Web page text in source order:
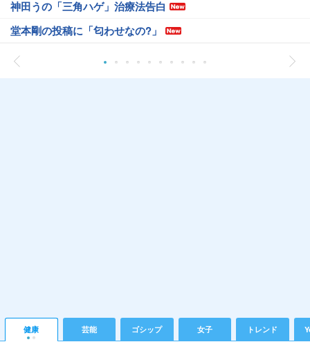
神田うの「三角ハゲ」治療法告白
堂本剛の投稿に「匂わせなの?」
健康 芸能 ゴシップ 女子 トレンド